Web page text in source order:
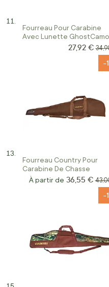
Fourreau Pour Carabine
Avec Lunette GhostCamo
Prix Spécial
27,92 € Prix
Fourreau Country Pour
Carabine De Chasse
-
À partir de 36,55 € Prix
-